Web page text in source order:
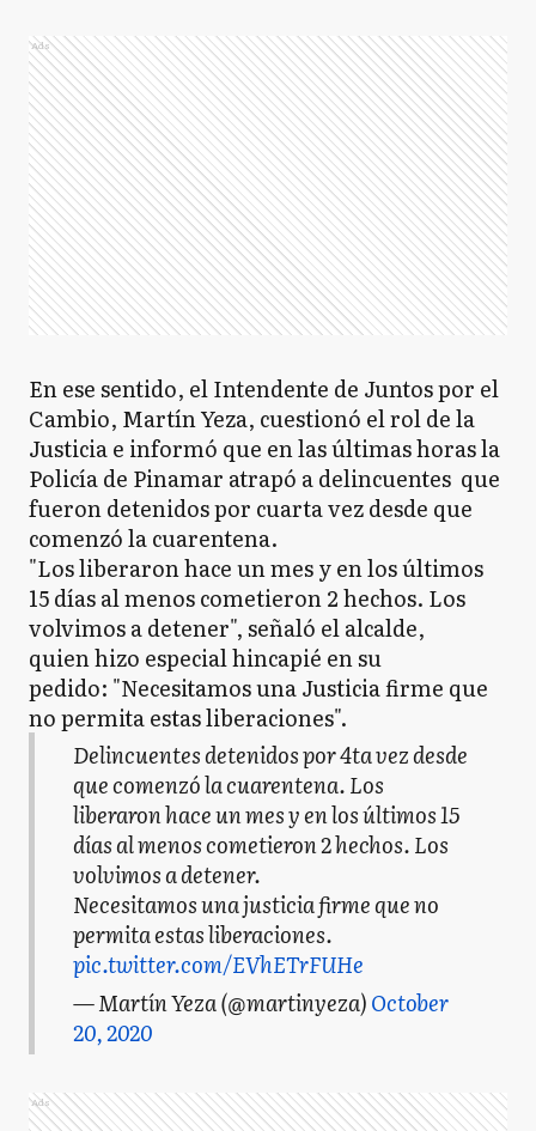
Ads
En ese sentido, el Intendente de Juntos por el
Cambio, Martín Yeza, cuestionó el rol de la
Justicia e informó que en las últimas horas la
Policía de Pinamar atrapó a delincuentes que
fueron detenidos por cuarta vez desde que
comenzó la cuarentena.
"Los liberaron hace un mes y en los últimos
15 días al menos cometieron 2 hechos. Los
volvimos a detener", señaló el alcalde,
quien hizo especial hincapié en su
pedido: "Necesitamos una Justicia firme que
no permita estas liberaciones".
Delincuentes detenidos por 4ta vez desde
que comenzó la cuarentena. Los
liberaron hace un mes y en los últimos 15
días al menos cometieron 2 hechos. Los
volvimos a detener.
Necesitamos una justicia firme que no
permita estas liberaciones.
pic.twitter.com/EVhETrFUHe
— Martín Yeza (@martinyeza)October
20, 2020
Ads